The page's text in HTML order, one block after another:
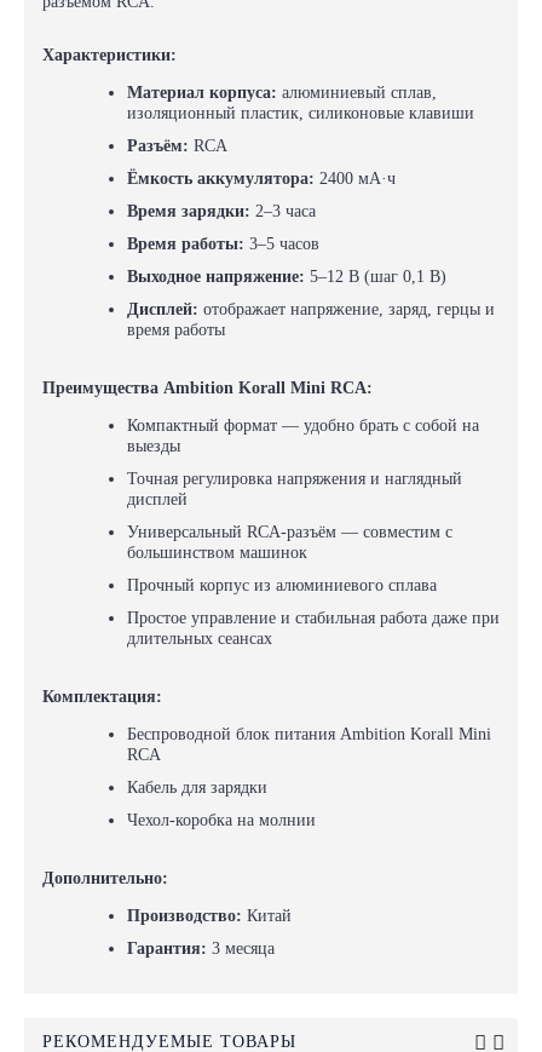
Характеристики:
Материал корпуса: алюминиевый сплав,
изоляционный пластик, силиконовые клавиши
Разъём: RCA
Ёмкость аккумулятора: 2400 мА·ч
Время зарядки: 2–3 часа
Время работы: 3–5 часов
Выходное напряжение: 5–12 В (шаг 0,1 В)
Дисплей: отображает напряжение, заряд, герцы и
время работы
Преимущества Ambition Korall Mini RCA:
Компактный формат — удобно брать с собой на
выезды
Точная регулировка напряжения и наглядный
дисплей
Универсальный RCA-разъём — совместим с
большинством машинок
Прочный корпус из алюминиевого сплава
Простое управление и стабильная работа даже при
длительных сеансах
Комплектация:
Беспроводной блок питания Ambition Korall Mini
RCA
Кабель для зарядки
Чехол-коробка на молнии
Дополнительно:
Производство: Китай
Гарантия: 3 месяца
РЕКОМЕНДУЕМЫЕ ТОВАРЫ